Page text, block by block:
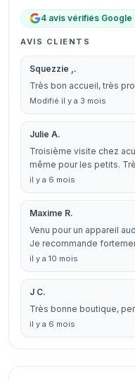
4 avis vérifiés Google
AVIS CLIENTS
Squezzie ,.
Très bon accueil, très
Modifié il y a 3 mois
Julie A.
Troisième visite chez
même pour les petits.
il y a 6 mois
Maxime R.
Venu pour un appareil
Je recommande
il y a 10 mois
J C.
Très bonne boutique,
il y a 6 mois